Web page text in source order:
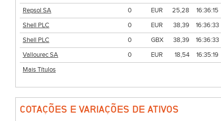
Repsol SA
0 EUR 25,28
16:36:15
Shell PLC
0 EUR 38,39
16:36:33
Shell PLC
0 GBX 38,39
16:36:33
Vallourec SA
0 EUR 18,54
16:35:19
Mais Títulos
COTAÇÕES E VARIAÇÕES DE ATIVOS